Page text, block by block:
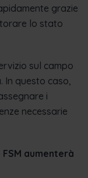
grazie
lo stato
sul campo
In questo caso,
i
necessarie
aumenterà